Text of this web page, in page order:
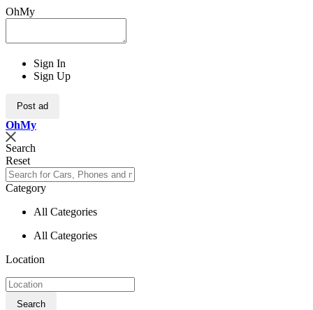
OhMy
Sign In
Sign Up
Post ad
OhMy
Search
Reset
Category
All Categories
All Categories
Location
Search